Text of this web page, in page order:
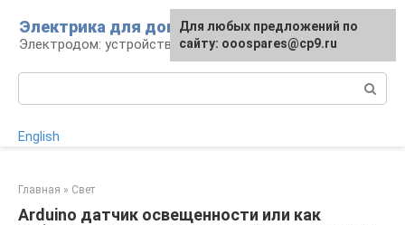
контенту
Электрика для дома
Электродом: устройства, кабели, ремонт
English
Главная » Свет
Arduino датчик освещенности или как
Для любых предложений по
сайту: ooospares@cp9.ru